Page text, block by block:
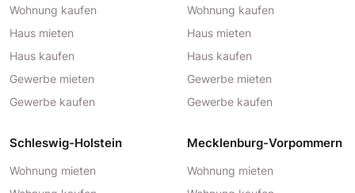
Wohnung kaufen
Haus mieten
Haus kaufen
Gewerbe mieten
Gewerbe kaufen
Wohnung kaufen
Haus mieten
Haus kaufen
Gewerbe mieten
Gewerbe kaufen
Schleswig-Holstein
Wohnung mieten
Mecklenburg-Vorpommern
Wohnung mieten